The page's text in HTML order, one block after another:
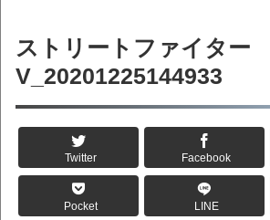
ストリートファイター
V_20201225144933
Twitter Facebook
Pocket LINE